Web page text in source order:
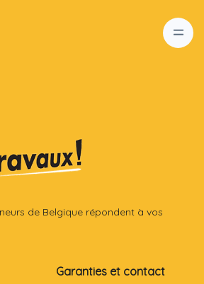
de Belgique répondent à vos
Garanties et contact